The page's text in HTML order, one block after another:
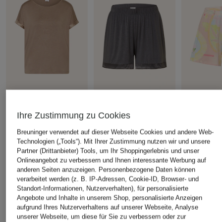
Schlafshirt Serie PURE
59,99 €
Schlafshorts Serie PURE
49,99 €
MYSTIC
53,99 €
Bestpreis:
Ursprünglich:
ÄHNLICHE ARTIKEL ENTDECKEN
Ihre Zustimmung zu Cookies
Breuninger verwendet auf dieser Webseite Cookies und andere Web-
Technologien („Tools“). Mit Ihrer Zustimmung nutzen wir und unsere
Partner (Drittanbieter) Tools, um Ihr Shoppingerlebnis und unser
Onlineangebot zu verbessern und Ihnen interessante Werbung auf
anderen Seiten anzuzeigen. Personenbezogene Daten können
verarbeitet werden (z. B. IP-Adressen, Cookie-ID, Browser- und
Standort-Informationen, Nutzerverhalten), für personalisierte
Angebote und Inhalte in unserem Shop, personalisierte Anzeigen
aufgrund Ihres Nutzerverhaltens auf unserer Webseite, Analyse
unserer Webseite, um diese für Sie zu verbessern oder zur